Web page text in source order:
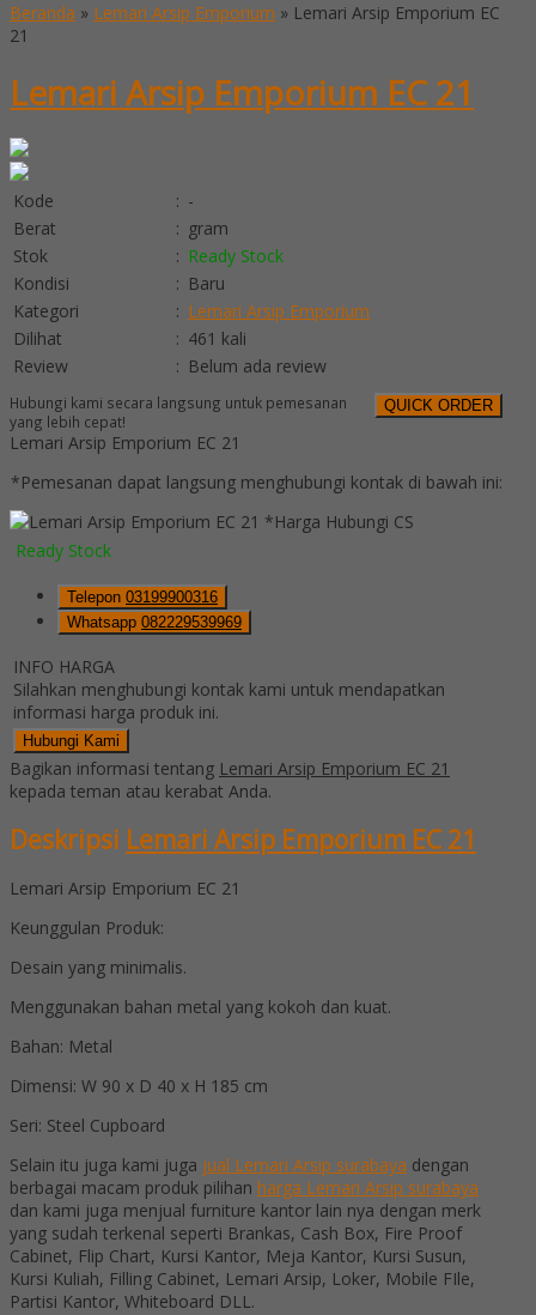
Beranda » Lemari Arsip Emporium » Lemari Arsip Emporium EC
21
Lemari Arsip Emporium EC 21
Kode : -
Berat
: gram
Stok
: Ready Stock
Kondisi
: Baru
Kategori
: Lemari Arsip Emporium
Dilihat
: 461 kali
Review
: Belum ada review
QUICK ORDER
Hubungi kami secara langsung untuk pemesanan
yang lebih cepat!
Lemari Arsip Emporium EC 21
*Pemesanan dapat langsung menghubungi kontak di bawah ini:
*Harga Hubungi CS
Ready Stock
Telepon 03199900316
Whatsapp 082229539969
INFO HARGA
Silahkan menghubungi kontak kami untuk mendapatkan
informasi harga produk ini.
Hubungi Kami
Bagikan informasi tentang Lemari Arsip Emporium EC 21
kepada teman atau kerabat Anda.
Deskripsi Lemari Arsip Emporium EC 21
Lemari Arsip Emporium EC 21
Keunggulan Produk:
Desain yang minimalis.
Menggunakan bahan metal yang kokoh dan kuat.
Bahan: Metal
Dimensi: W 90 x D 40 x H 185 cm
Seri: Steel Cupboard
Selain itu juga kami juga jual Lemari Arsip surabaya dengan
berbagai macam produk pilihan harga Lemari Arsip surabaya
dan kami juga menjual furniture kantor lain nya dengan merk
yang sudah terkenal seperti Brankas, Cash Box, Fire Proof
Cabinet, Flip Chart, Kursi Kantor, Meja Kantor, Kursi Susun,
Kursi Kuliah, Filling Cabinet, Lemari Arsip, Loker, Mobile FIle,
Partisi Kantor, Whiteboard DLL.